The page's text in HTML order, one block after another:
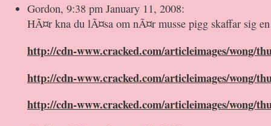
Gordon, 9:38 pm January 11, 2008:
HÃ¤r kna du lÃ¤sa om nÃ¤r musse pigg skaffar sig
http://cdn-www.cracked.com/articleimages/wong/
http://cdn-www.cracked.com/articleimages/wong/
http://cdn-www.cracked.com/articleimages/wong/